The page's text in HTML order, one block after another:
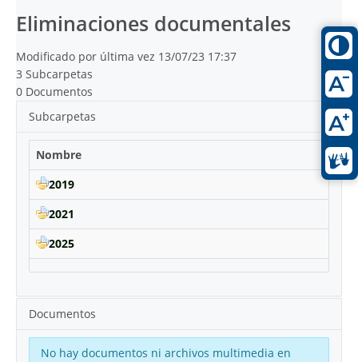
Eliminaciones documentales
Modificado por última vez 13/07/23 17:37
3 Subcarpetas
0 Documentos
Subcarpetas
Nombre
2019
2021
2025
Documentos
No hay documentos ni archivos multimedia en